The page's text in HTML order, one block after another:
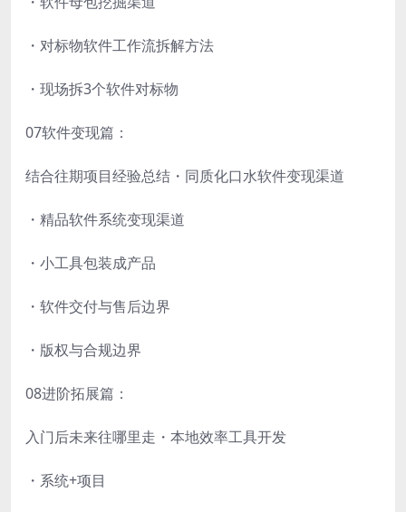
・对标物软件工作流拆解方法
・现场拆3个软件对标物
07软件变现篇：
结合往期项目经验总结・同质化口水软件变现渠道
・精品软件系统变现渠道
・小工具包装成产品
・软件交付与售后边界
・版权与合规边界
08进阶拓展篇：
入门后未来往哪里走・本地效率工具开发
・系统+项目